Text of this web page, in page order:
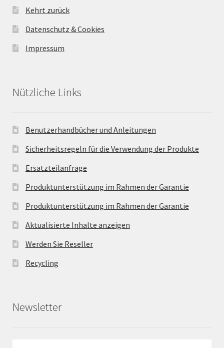
Kehrt zurück
Datenschutz & Cookies
Impressum
Nützliche Links
Benutzerhandbücher und Anleitungen
Sicherheitsregeln für die Verwendung der Produkte
Ersatzteilanfrage
Produktunterstützung im Rahmen der Garantie
Produktunterstützung im Rahmen der Garantie
Aktualisierte Inhalte anzeigen
Werden Sie Reseller
Recycling
Newsletter